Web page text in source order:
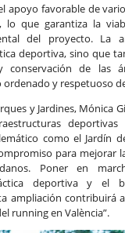
apoyo favorable de
lo que garantiza la
del proyecto. La
deportiva, sino que
conservación de las
y respetuoso
y Jardines, Mónica
como el Jardín
para mejorar
Poner en
deportiva y el
ampliación contribuirá
running en València”.